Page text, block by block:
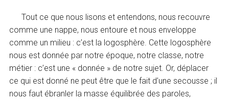
Tout ce que nous lisons et entendons, nous recouvre
comme une nappe, nous entoure et nous enveloppe
comme un milieu : c’est la logosphère. Cette logosphère
nous est donnée par notre époque, notre classe, notre
métier : c’est une « donnée » de notre sujet. Or, déplacer
ce qui est donné ne peut être que le fait d’une secousse ; il
nous faut ébranler la masse équilibrée des paroles,